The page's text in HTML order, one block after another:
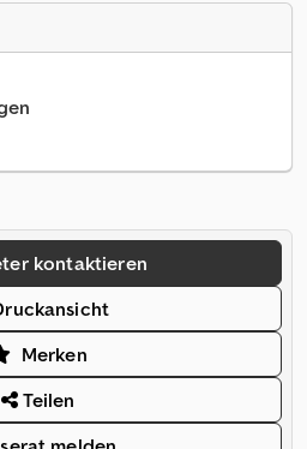
kontaktieren
Merken
Teilen